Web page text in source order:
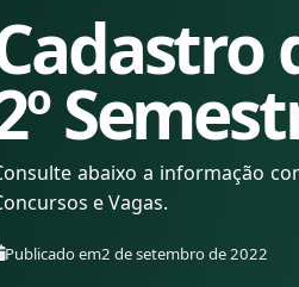
abaixo a informação
e Vagas.
Publicado em2 de setembro de 2022